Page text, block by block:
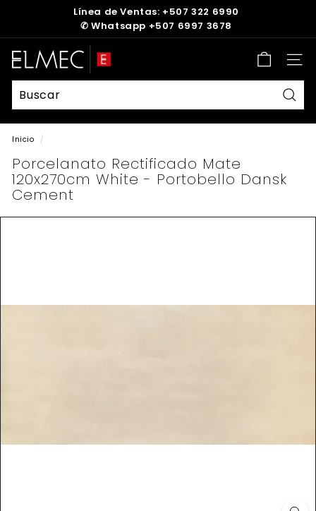
diapositivas
pausa
Línea de Ventas: +507 322 6990
✆ Whatsapp +507 6997 3678
E
L
M
E
C
Inicio /
Porcelanato Rectificado Mate
120x270cm White - Portobello Dansk
Cement